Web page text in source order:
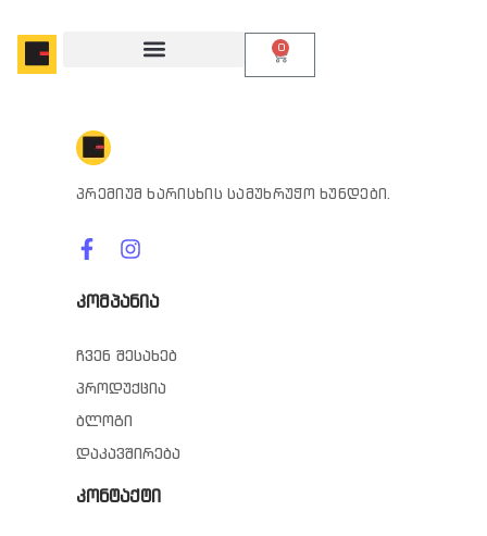
0
პრემიუმ ხარისხის სამუხრუჭო ხუნდები.
კომპანია
ჩვენ შესახებ
პროდუქცია
ბლოგი
დაკავშირება
კონტაქტი